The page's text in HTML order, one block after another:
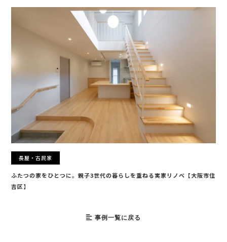
長屋・古民家
ふたつの家をひとつに。親子3世代の暮らしを重ねる実家リノベ【大阪市住
吉区】
事例一覧に戻る